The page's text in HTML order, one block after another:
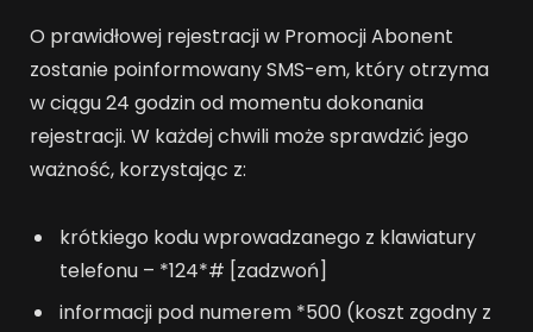
O prawidłowej rejestracji w Promocji Abonent
zostanie poinformowany SMS-em, który otrzyma
w ciągu 24 godzin od momentu dokonania
rejestracji. W każdej chwili może sprawdzić jego
ważność, korzystając z:
krótkiego kodu wprowadzanego z klawiatury
telefonu – *124*# [zadzwoń]
informacji pod numerem *500 (koszt zgodny z